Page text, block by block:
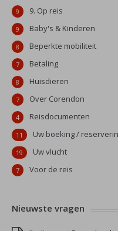
9. Op reis
9
Baby's & Kinderen
9
Beperkte mobiliteit
8
Betaling
7
Huisdieren
8
Over Corendon
7
Reisdocumenten
4
Uw boeking /
11
Uw vlucht
19
Voor de reis
7
Nieuwste vragen